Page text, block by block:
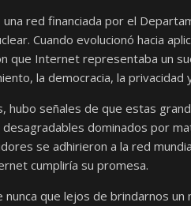
red financiada por el
Cuando evolucionó hacia
que Internet representaba un
la democracia, la
hubo señales de que estas
dominados por
se adhirieron a la red
cumpliría su promesa.
nunca que lejos de brindarnos